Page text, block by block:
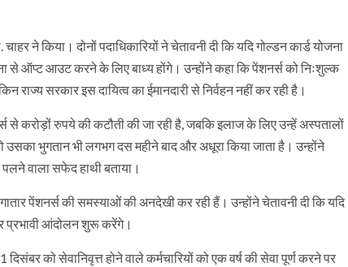
ने किया। दोनों पदाधिकारियों ने चेतावनी दी कि यदि गोल्डन कार्ड योजना
से ऑप्ट आउट करने के लिए बाध्य होंगे। उन्होंने कहा कि पेंशनर्स को निःशुल्क
राज्य सरकार इस दायित्व का ईमानदारी से निर्वहन नहीं कर रही है।
करोड़ों रुपये की कटौती की जा रही है, जबकि इलाज के लिए उन्हें अस्पतालों
उसका भुगतान भी लगभग दस महीने बाद और अधूरा किया जाता है। उन्होंने
वाला सफेद हाथी बताया।
पेंशनर्स की समस्याओं की अनदेखी कर रही हैं। उन्होंने चेतावनी दी कि यदि
प्रभावी आंदोलन शुरू करेंगे।
को सेवानिवृत्त होने वाले कर्मचारियों को एक वर्ष की सेवा पूर्ण करने पर